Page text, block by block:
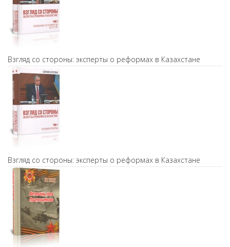
Взгляд со стороны: эксперты о реформах в Казахстане
Взгляд со стороны: эксперты о реформах в Казахстане